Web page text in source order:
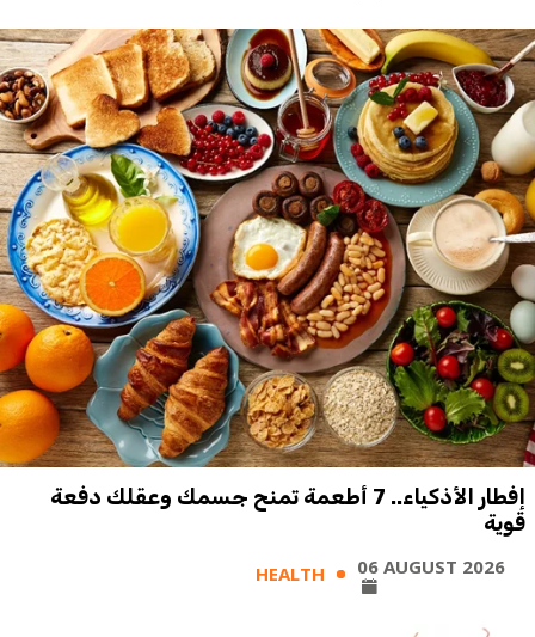
إفطار الأذكياء.. 7 أطعمة تمنح جسمك وعقلك دفعة
قوية
HEALTH 06 AUGUST 2026